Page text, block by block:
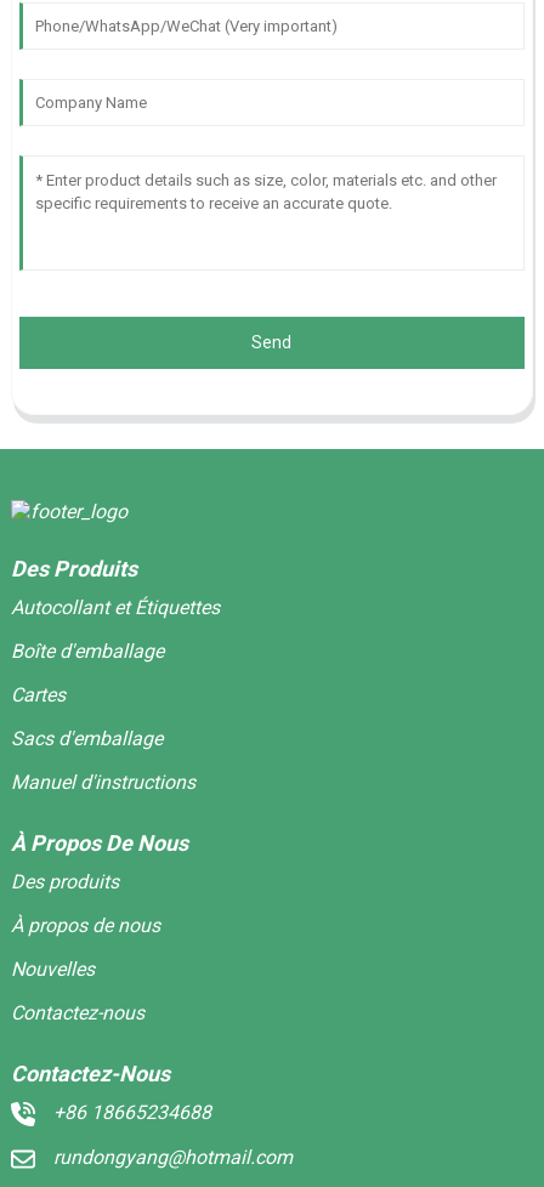
Send
Des Produits
Autocollant et Étiquettes
Boîte d'emballage
Cartes
Sacs d'emballage
Manuel d'instructions
À Propos De Nous
Des produits
À propos de nous
Nouvelles
Contactez-nous
Contactez-Nous
+86 18665234688
rundongyang@hotmail.com